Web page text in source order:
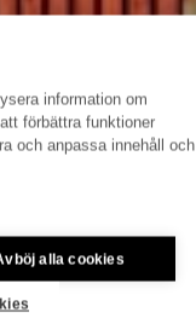
information om
förbättra funktioner
och anpassa innehåll och
alla cookies